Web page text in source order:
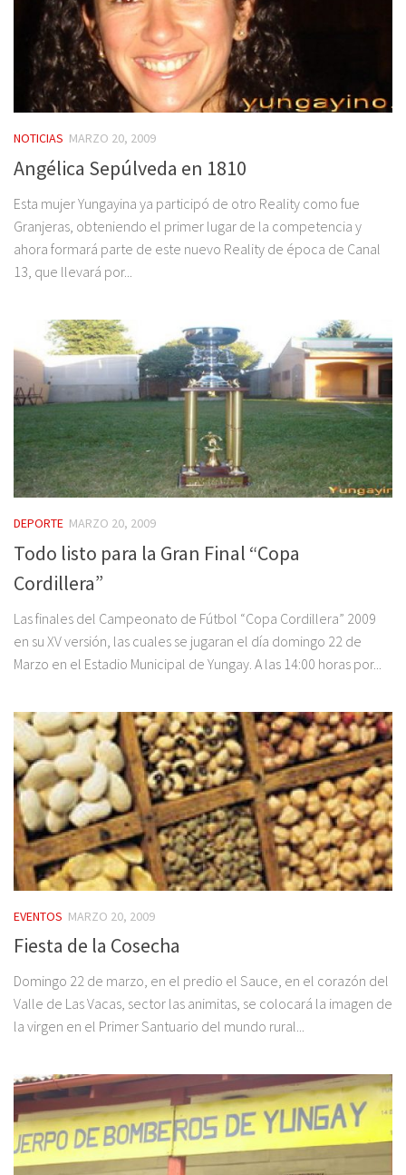
NOTICIAS MARZO 20, 2009
Angélica Sepúlveda en 1810
Esta mujer Yungayina ya participó de otro Reality como fue
Granjeras, obteniendo el primer lugar de la competencia y
ahora formará parte de este nuevo Reality de época de Canal
13, que llevará por...
DEPORTE MARZO 20, 2009
Todo listo para la Gran Final “Copa
Cordillera”
Las finales del Campeonato de Fútbol “Copa Cordillera” 2009
en su XV versión, las cuales se jugaran el día domingo 22 de
Marzo en el Estadio Municipal de Yungay. A las 14:00 horas por...
EVENTOS MARZO 20, 2009
Fiesta de la Cosecha
Domingo 22 de marzo, en el predio el Sauce, en el corazón del
Valle de Las Vacas, sector las animitas, se colocará la imagen de
la virgen en el Primer Santuario del mundo rural...